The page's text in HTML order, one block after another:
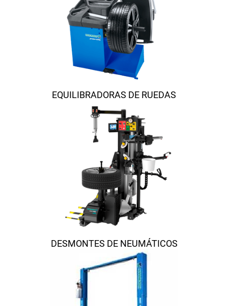
EQUILIBRADORAS DE RUEDAS
DESMONTES DE NEUMÁTICOS